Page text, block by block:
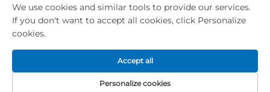
Bridge Precision Machinery Co.ltd
Konfidencialitātes politika
Ritināt uz augšu
We use cookies and similar tools to provide our services.
If you don't want to accept all cookies, click Personalize
cookies.
Personalize cookies
Accept all